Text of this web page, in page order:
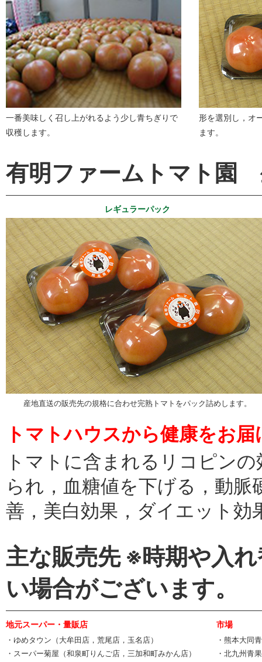
一番美味しく召し上がれるよう少し青ちぎりで
収穫します。
形を選別し，オ
ます。
有明ファームトマト園
レギュラーパック
産地直送の販売先の規格に合わせ完熟トマトをパック詰めします。
トマトハウスから健康をお
トマトに含まれるリコピン
られ，血糖値を下げる，動
善，美白効果，ダイエット
主な販売先 ※時期や入
い場合がございます。
地元スーパー・量販店
・ゆめタウン（大牟田店，荒尾店，玉名店）
・スーパー菊屋（和泉町りんご店，三加和町みかん店）
市場
・熊本大同
・北九州青果